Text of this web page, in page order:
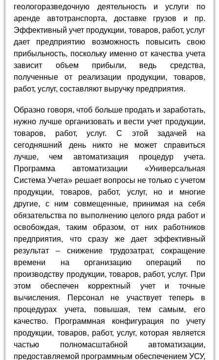
геологоразведочную деятельность и услуги по
аренде автотранспорта, доставке грузов и пр.
Эффективный учет продукции, товаров, работ, услуг
дает предприятию возможность повысить свою
прибыльность, поскольку именно от качества учета
зависит объем прибыли, ведь средства,
полученные от реализации продукции, товаров,
работ, услуг, составляют выручку предприятия.
Образно говоря, чтоб больше продать и заработать,
нужно лучше организовать и вести учет продукции,
товаров, работ, услуг. С этой задачей на
сегодняшний день никто не может справиться
лучше, чем автоматизация процедур учета.
Программа автоматизации «Универсальная
Система Учета» решает вопросы не только с учетом
продукции, товаров, работ, услуг, но и многие
другие, с ним совмещенные, принимая на себя
обязательства по выполнению целого ряда работ и
освобождая, таким образом, от них работников
предприятия, что сразу же дает эффективный
результат – снижение трудозатрат, сокращение
времени на организацию операций по
производству продукции, товаров, работ, услуг. При
этом обеспечен корректный учет и точные
вычисления. Персонал не участвует теперь в
процедурах учета, повышая, тем самым, его
качество. Программная конфигурация по учету
продукции, товаров, работ, услуг, которая является
частью полномасштабной автоматизации,
предоставляемой программным обеспечением УСУ,